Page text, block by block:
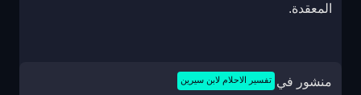
المعقدة.
منشور في تفسير الاحلام لابن سيرين